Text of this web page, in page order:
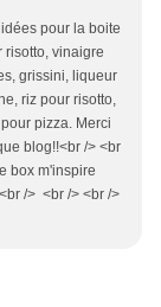
pour la boite
risotto, vinaigre
grissini, liqueur
riz pour risotto,
pizza. Merci
blog!!<br /> <br
m'inspire
/> <br /> <br />